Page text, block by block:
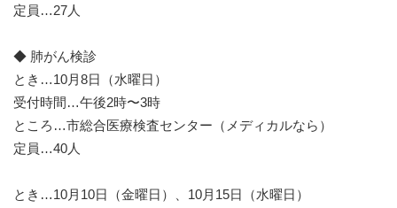
定員…27人
◆ 肺がん検診
とき…10月8日（水曜日）
受付時間…午後2時〜3時
ところ…市総合医療検査センター（メディカルなら）
定員…40人
とき…10月10日（金曜日）、10月15日（水曜日）